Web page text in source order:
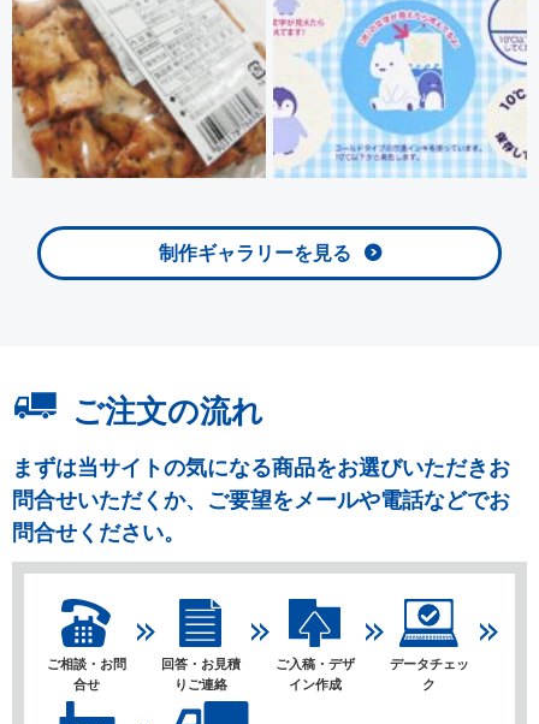
制作ギャラリーを見る
ご注文の流れ
まずは当サイトの気になる商品をお選びいただきお
問合せいただくか、ご要望をメールや電話などでお
問合せください。
ご相談・お問
合せ
回答・お見積
りご連絡
ご入稿・デザ
イン作成
データチェッ
ク